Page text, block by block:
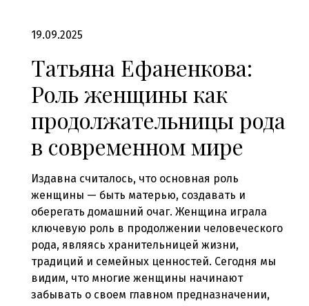
19.09.2025
Татьяна Ефаненкова:
Роль женщины как
продолжательницы рода
в современном мире
Издавна считалось, что основная роль
женщины — быть матерью, создавать и
оберегать домашний очаг. Женщина играла
ключевую роль в продолжении человеческого
рода, являясь хранительницей жизни,
традиций и семейных ценностей. Сегодня мы
видим, что многие женщины начинают
забывать о своем главном предназначении,